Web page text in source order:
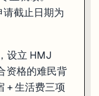
截止日期为
设立 HMJ
资格的难民背
+ 生活费三项